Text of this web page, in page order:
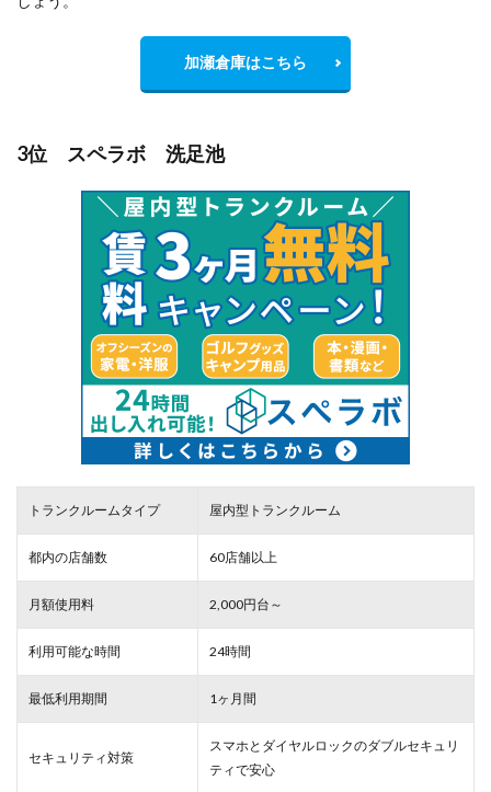
加瀬倉庫はこちら
3位 スペラボ 洗足池
トランクルームタイプ 屋内型トランクルーム
都内の店舗数 60店舗以上
月額使用料 2,000円台～
利用可能な時間 24時間
最低利用期間 1ヶ月間
セキュリティ対策
スマホとダイヤルロックのダブルセキュリ
ティで安心